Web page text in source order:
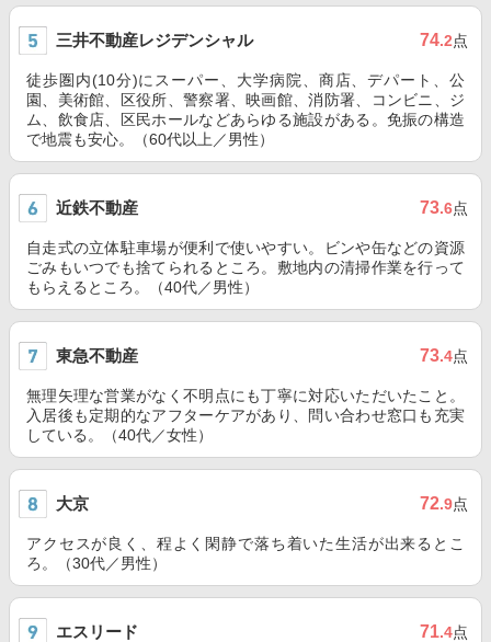
三井不動産レジデンシャル 74.2点
徒歩圏内(10分)にスーパー、大学病院、商店、デパート、公
園、美術館、区役所、警察署、映画館、消防署、コンビニ、ジ
ム、飲食店、区民ホールなどあらゆる施設がある。免振の構造
で地震も安心。（60代以上／男性）
近鉄不動産 73.6点
自走式の立体駐車場が便利で使いやすい。ビンや缶などの資源
ごみもいつでも捨てられるところ。敷地内の清掃作業を行って
もらえるところ。（40代／男性）
東急不動産 73.4点
無理矢理な営業がなく不明点にも丁寧に対応いただいたこと。
入居後も定期的なアフターケアがあり、問い合わせ窓口も充実
している。（40代／女性）
大京 72.9点
アクセスが良く、程よく閑静で落ち着いた生活が出来るとこ
ろ。（30代／男性）
エスリード 71.4点